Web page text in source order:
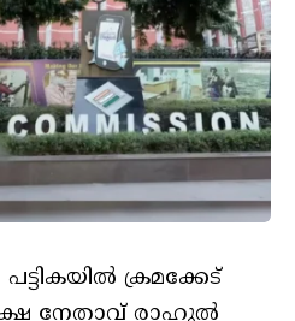
ക്രമക്കേട്
നേതാവ് രാഹുൽ